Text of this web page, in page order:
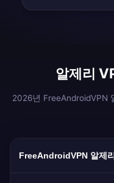
알제리
2026년 FreeAndroidVPN
FreeAndroidVPN 알제